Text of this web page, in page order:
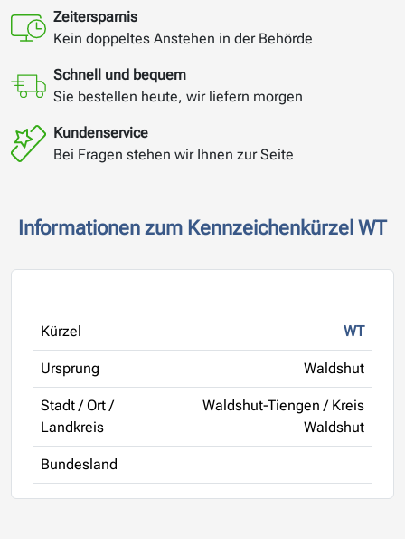
Zeitersparnis
Kein doppeltes Anstehen in der Behörde
Schnell und bequem
Sie bestellen heute, wir liefern morgen
Kundenservice
Bei Fragen stehen wir Ihnen zur Seite
Informationen zum Kennzeichenkürzel WT
Kürzel WT
Ursprung Waldshut
Stadt / Ort /
Landkreis
Waldshut-Tiengen / Kreis
Waldshut
Bundesland